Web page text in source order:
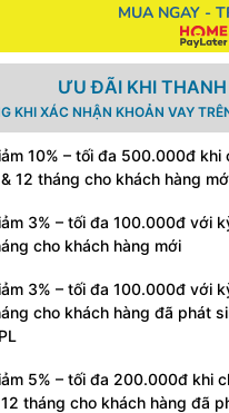
MUA NGAY -
ƯU ĐÃI KHI THANH
KHI XÁC NHẬN KHOẢN VAY
10% – tối đa 500.000đ khi
12 tháng cho khách hàng
3% – tối đa 100.000đ với
cho khách hàng mới
3% – tối đa 100.000đ với
cho khách hàng đã phát
5% – tối đa 200.000đ khi
tháng cho khách hàng đã